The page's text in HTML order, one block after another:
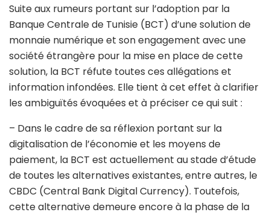
Suite aux rumeurs portant sur l’adoption par la
Banque Centrale de Tunisie (BCT) d’une solution de
monnaie numérique et son engagement avec une
société étrangère pour la mise en place de cette
solution, la BCT réfute toutes ces allégations et
informationinfondées. Elle tient à cet effet à clarifier
les ambiguïtés évoquées et à préciser ce qui suit :
– Dans le cadre de sa réflexion portant sur la
digitalisation de l’économie et les moyens de
paiement, la BCT est actuellement au stade d’étude
de toutes les alternatives existantes, entre autres, le
CBDC (Central Bank Digital Currency). Toutefois,
cette alternative demeure encore à la phase de la